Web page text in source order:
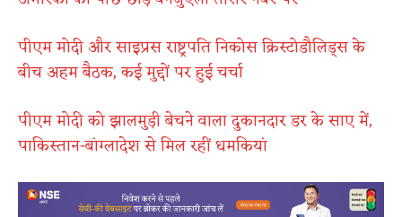
पीएम मोदी और साइप्रस राष्ट्रपति निकोस क्रिस्टोडौलिड्स के
बीच अहम बैठक, कई मुद्दों पर हुई चर्चा
पीएम मोदी को झालमुड़ी बेचने वाला दुकानदार डर के साए में,
पाकिस्तान-बांग्लादेश से मिल रहीं धमकियां